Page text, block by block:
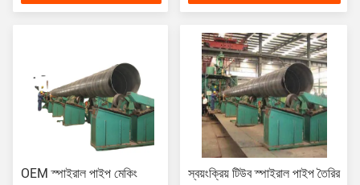
OEM স্পাইরাল পাইপ মেকিং
স্বয়ংক্রিয় টিউব স্পাইরাল পাইপ তৈরির